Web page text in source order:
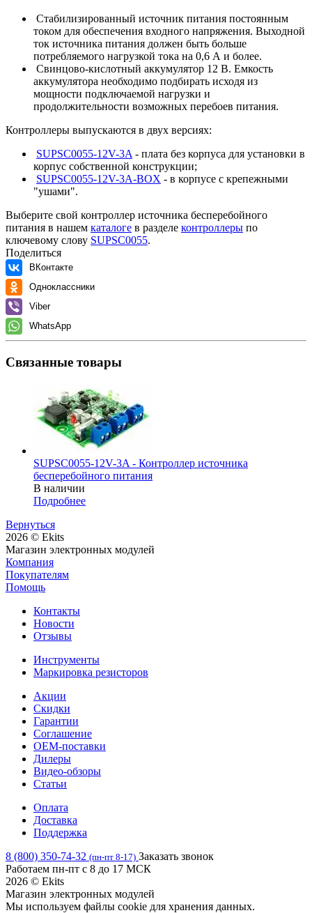
Стабилизированный источник питания постоянным
током для обеспечения входного напряжения. Выходной
ток источника питания должен быть больше
потребляемого нагрузкой тока на 0,6 А и более.
Свинцово-кислотный аккумулятор 12 В. Емкость
аккумулятора необходимо подбирать исходя из
мощности подключаемой нагрузки и
продолжительности возможных перебоев питания.
Контроллеры выпускаются в двух версиях:
SUPSC0055-12V-3A - плата без корпуса для установки в
корпус собственной конструкции;
SUPSC0055-12V-3A-BOX - в корпусе с крепежными
"ушами".
Выберите свой контроллер источника бесперебойного
питания в нашем каталоге в разделе контроллеры по
ключевому слову SUPSC0055.
Поделиться
ВКонтакте
Одноклассники
Viber
WhatsApp
Связанные товары
SUPSC0055-12V-3A - Контроллер источника
бесперебойного питания
В наличии
Подробнее
Вернуться
2026 © Ekits
Магазин электронных модулей
Компания
Покупателям
Помощь
Контакты
Новости
Отзывы
Инструменты
Маркировка резисторов
Акции
Скидки
Гарантии
Соглашение
OEM-поставки
Дилеры
Видео-обзоры
Статьи
Оплата
Доставка
Поддержка
8 (800) 350-74-32 (пн-пт 8-17) Заказать звонок
Работаем пн-пт с 8 до 17 МСК
2026 © Ekits
Магазин электронных модулей
Мы используем файлы cookie для хранения данных.